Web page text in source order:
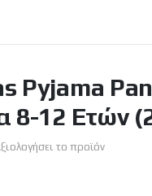
Pyjama
8-12 Eτών
το προϊόν